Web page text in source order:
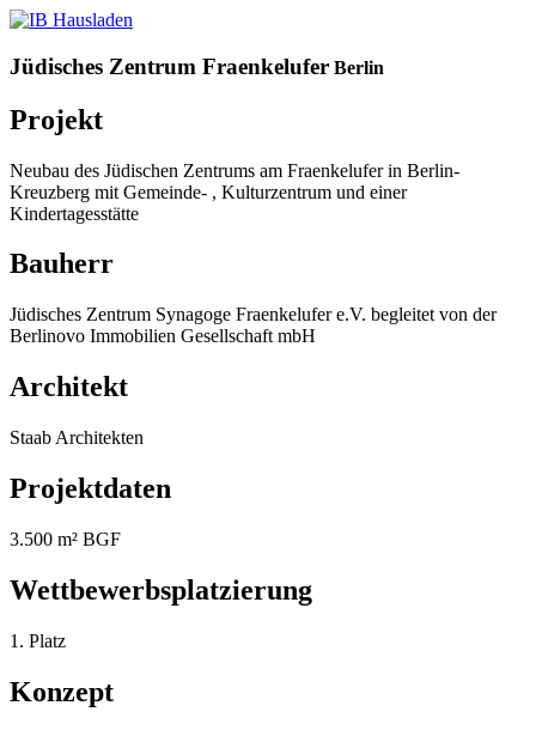
Jüdisches Zentrum Fraenkelufer Berlin
Projekt
Neubau des Jüdischen Zentrums am Fraenkelufer in Berlin-
Kreuzberg mit Gemeinde- , Kulturzentrum und einer
Kindertagesstätte
Bauherr
Jüdisches Zentrum Synagoge Fraenkelufer e.V. begleitet von der
Berlinovo Immobilien Gesellschaft mbH
Architekt
Staab Architekten
Projektdaten
3.500 m² BGF
Wettbewerbsplatzierung
1. Platz
Konzept